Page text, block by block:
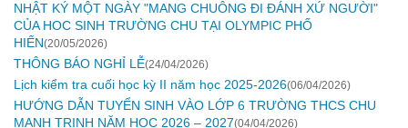
NHẬT KÝ MỘT NGÀY "MANG CHUÔNG ĐI ĐÁNH XỨ NGƯỜI"
CỦA HOC SINH TRƯỜNG CHU TẠI OLYMPIC PHỐ
HIẾN(20/05/2026)
THÔNG BÁO NGHỈ LỄ(24/04/2026)
Lịch kiểm tra cuối học kỳ II năm học 2025-2026(06/04/2026)
HƯỚNG DẪN TUYỂN SINH VÀO LỚP 6 TRƯỜNG THCS CHU
MẠNH TRINH NĂM HỌC 2026 – 2027(04/04/2026)